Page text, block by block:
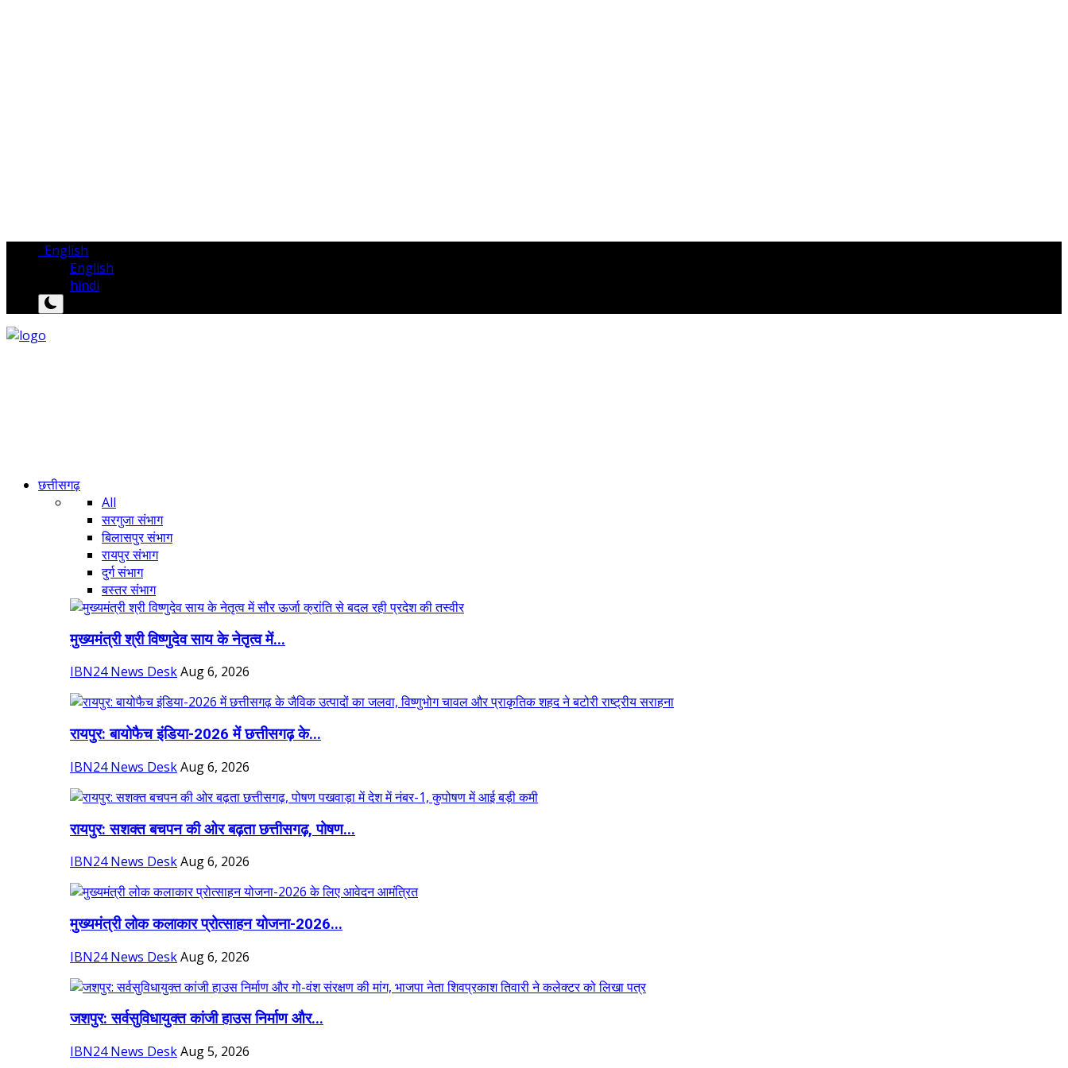
English
English
hindi
छत्तीसगढ़
All
सरगुजा संभाग
बिलासपुर संभाग
रायपुर संभाग
दुर्ग संभाग
बस्तर संभाग
मुख्यमंत्री श्री विष्णुदेव साय के नेतृत्व में...
IBN24 News DeskAug 6, 2026
रायपुर: बायोफैच इंडिया-2026 में छत्तीसगढ़ के...
IBN24 News DeskAug 6, 2026
रायपुर: सशक्त बचपन की ओर बढ़ता छत्तीसगढ़, पोषण...
IBN24 News DeskAug 6, 2026
मुख्यमंत्री लोक कलाकार प्रोत्साहन योजना-2026...
IBN24 News DeskAug 6, 2026
जशपुर: सर्वसुविधायुक्त कांजी हाउस निर्माण और...
IBN24 News DeskAug 5, 2026